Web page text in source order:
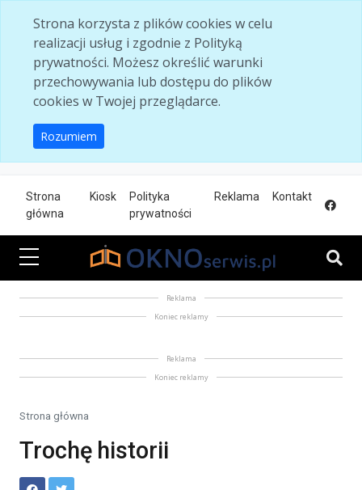
Strona korzysta z plików cookies w celu
realizacji usług i zgodnie z Polityką
prywatności. Możesz określić warunki
przechowywania lub dostępu do plików
cookies w Twojej przeglądarce.
Rozumiem
Strona
główna
Kiosk
Polityka
prywatności
Reklama Kontakt
Reklama
Koniec reklamy
Reklama
Koniec reklamy
Strona główna
Trochę historii